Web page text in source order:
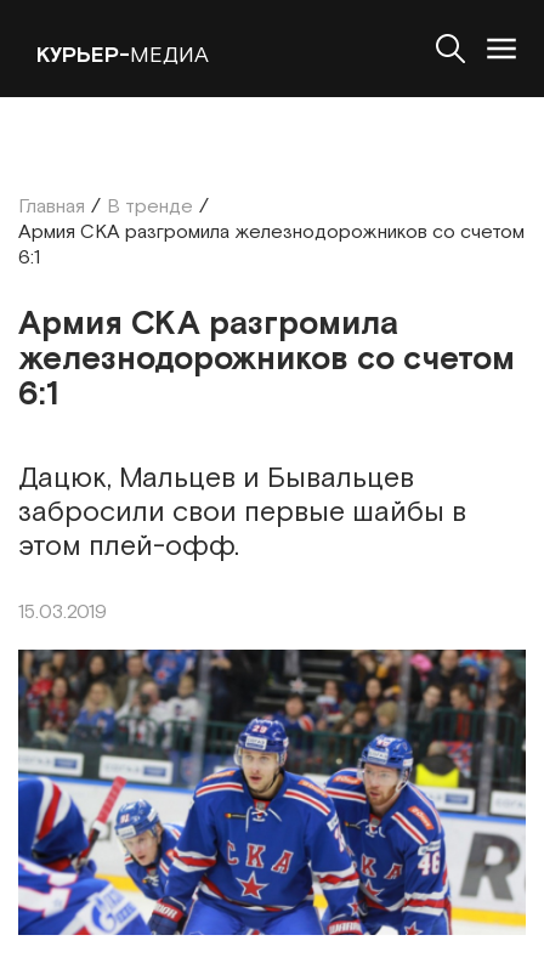
КУРЬЕР-МЕДИА
Главная / В тренде /
Армия СКА разгромила железнодорожников со счетом
6:1
Армия СКА разгромила
железнодорожников со счетом
6:1
Дацюк, Мальцев и Бывальцев
забросили свои первые шайбы в
этом плей-офф.
15.03.2019